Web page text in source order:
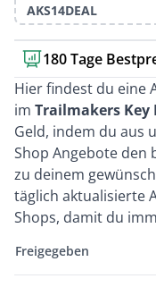
AKS14DEAL
180 Tage
Kurzbeschreibung
Hier findest du eine
im Trailmakers Key
Geld, indem du aus
Shop Angebote den
zu deinem
täglich aktualisierte
Shops, damit du
Freigegeben